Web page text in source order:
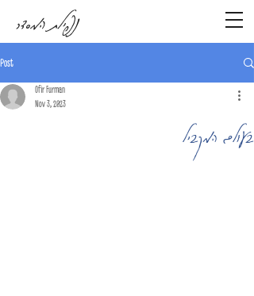
נפילת המסדר
Post
בעולם המקביל
Ofir Furman
Nov 3, 2023